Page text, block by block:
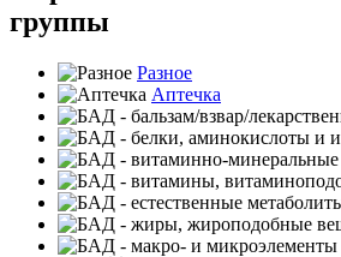
группы
Разное
Аптечка